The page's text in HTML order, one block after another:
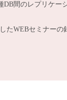
DB間のレプリケー
たWEBセミナーの